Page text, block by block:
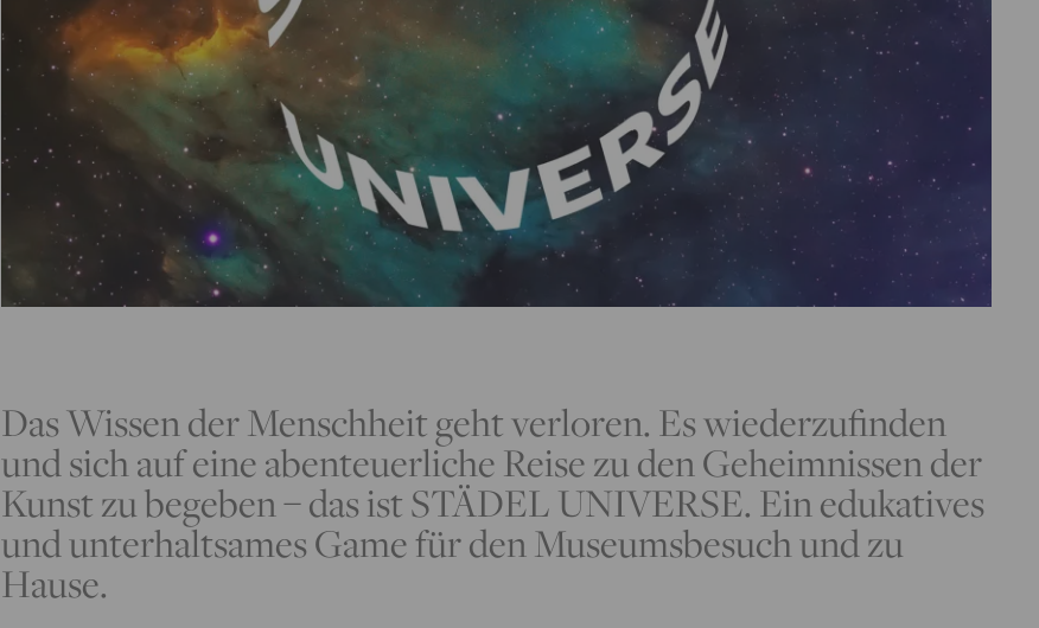
Das Wissen der Menschheit geht verloren. Es wiederzufinden
und sich auf eine abenteuerliche Reise zu den Geheimnissen der
Kunst zu begeben – das ist STÄDEL UNIVERSE. Ein edukatives
und unterhaltsames Game für den Museumsbesuch und zu
Hause.